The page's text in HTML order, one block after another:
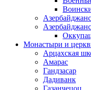
Монастыри и
Арцахская
Амарас
Гандзасар
Дадиванк
Газанчецоц